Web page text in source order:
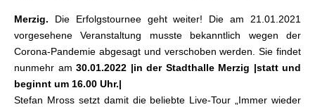
Merzig. Die Erfolgstournee geht weiter! Die am 21.01.2021
vorgesehene Veranstaltung musste bekanntlich wegen der
Corona-Pandemie abgesagt und verschoben werden. Sie findet
nunmehr am 30.01.2022 |in der Stadthalle Merzig |statt und
beginnt um 16.00 Uhr.|
Stefan Mross setzt damit die beliebte Live-Tour „Immer wieder